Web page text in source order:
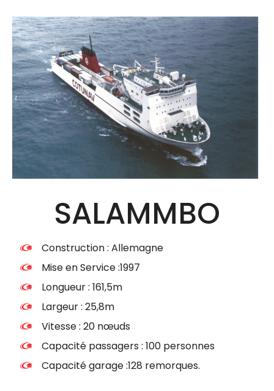
SALAMMBO
Construction : Allemagne
Mise en Service :1997
Longueur : 161,5m
Largeur : 25,8m
Vitesse : 20 nœuds
Capacité passagers : 100 personnes
Capacité garage :128 remorques.